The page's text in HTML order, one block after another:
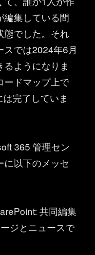
編集している間
態でした。それ
スでは2024年6月
ようになりま
ードマップ上で
完了していま
365 管理セン
に以下のメッセ
共同編集
ジとニュースで